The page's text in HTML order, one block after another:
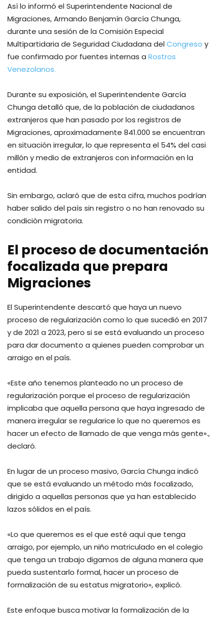
Así lo informó el Superintendente Nacional de
Migraciones, Armando Benjamín García Chunga,
durante una sesión de la Comisión Especial
Multipartidaria de Seguridad Ciudadana delCongreso y
fue confirmado por fuentes internas a Rostros
Venezolanos.
Durante su exposición, el Superintendente García
Chunga detalló que, de la población de ciudadanos
extranjeros que han pasado por los registros de
Migraciones, aproximadamente 841.000 se encuentran
en situación irregular, lo que representa el 54% del casi
millón y medio de extranjeros con información en la
entidad.
Sin embargo, aclaró que de esta cifra, muchos podrían
haber salido del país sin registro o no han renovado su
condición migratoria.
El proceso de documentación
focalizada que prepara
Migraciones
El Superintendente descartó que haya un nuevo
proceso de regularización como lo que sucedió en 2017
y de 2021 a 2023, pero si se está evaluando un proceso
para dar documento a quienes pueden comprobar un
arraigo en el país.
«Este año tenemos planteado no un proceso de
regularización porque el proceso de regularización
implicaba que aquella persona que haya ingresado de
manera irregular se regularice lo que no queremos es
hacer un efecto de llamado de que venga más gente».,
declaró.
En lugar de un proceso masivo, García Chunga indicó
que se está evaluando un método más focalizado,
dirigido a aquellas personas que ya han establecido
lazos sólidos en el país.
«Lo que queremos es el que esté aquí que tenga
arraigo, por ejemplo, un niño matriculado en el colegio
que tenga un trabajo digamos de alguna manera que
pueda sustentarlo formal, hacer un proceso de
formalización de su estatus migratorio», explicó.
Este enfoque busca motivar la formalización de la